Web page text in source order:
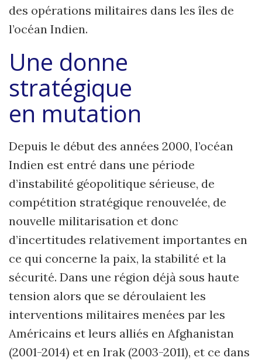
des opérations militaires dans les îles de
l’océan Indien.
Une donne
stratégique
en mutation
Depuis le début des années 2000, l’océan
Indien est entré dans une période
d’instabilité géopolitique sérieuse, de
compétition stratégique renouvelée, de
nouvelle militarisation et donc
d’incertitudes relativement importantes en
ce qui concerne la paix, la stabilité et la
sécurité. Dans une région déjà sous haute
tension alors que se déroulaient les
interventions militaires menées par les
Américains et leurs alliés en Afghanistan
(2001-2014) et en Irak (2003-2011), et ce dans